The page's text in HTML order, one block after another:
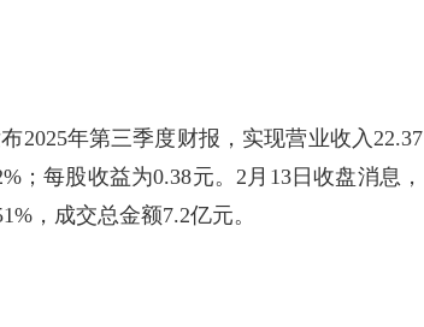
2025年第三季度财报，实现营业收入22.37
；每股收益为0.38元。2月13日收盘消息，
，成交总金额7.2亿元。